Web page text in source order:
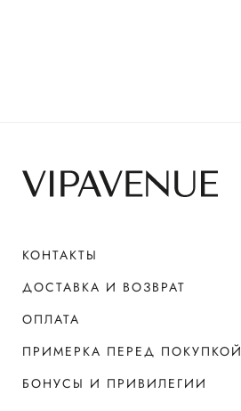
КОНТАКТЫ
ДОСТАВКА И ВОЗВРАТ
ОПЛАТА
ПРИМЕРКА ПЕРЕД ПОКУПКОЙ
БОНУСЫ И ПРИВИЛЕГИИ